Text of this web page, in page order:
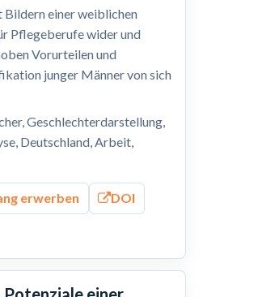
einer weiblichen
Pflegeberufe wider und
Vorurteilen und
junger Männer von sich
Geschlechterdarstellung,
Deutschland, Arbeit,
erwerben DOI